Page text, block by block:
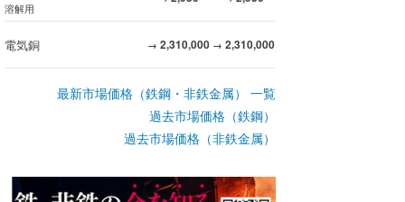
溶解用
電気銅 → 2,310,000 → 2,310,000
最新市場価格（鉄鋼・非鉄金属） 一覧
過去市場価格（鉄鋼）
過去市場価格（非鉄金属）